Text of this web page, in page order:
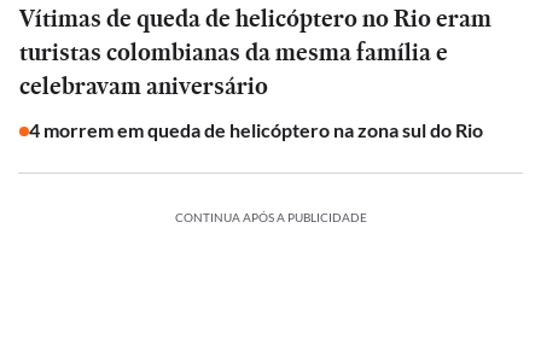
Vítimas de queda de helicóptero no Rio eram
turistas colombianas da mesma família e
celebravam aniversário
4 morrem em queda de helicóptero na zona sul do Rio
CONTINUA APÓS A PUBLICIDADE